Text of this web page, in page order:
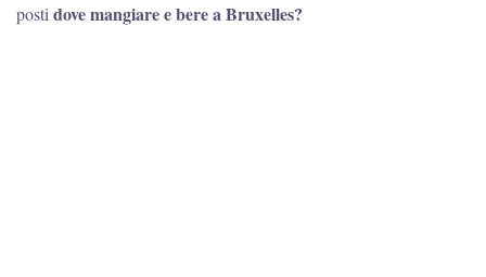
postidove mangiare e bere a Bruxelles?